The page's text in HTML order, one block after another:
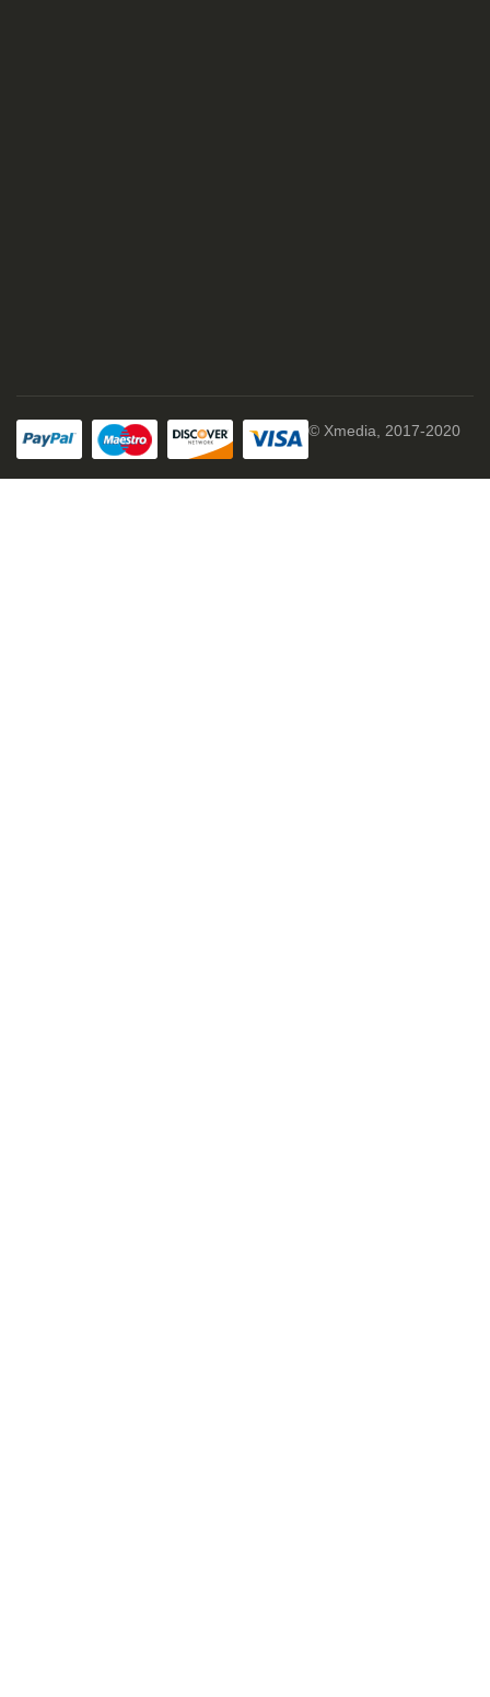
© Xmedia, 2017-2020